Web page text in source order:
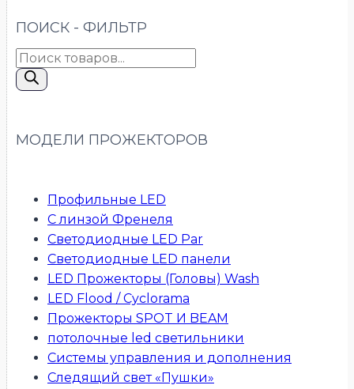
ПОИСК - ФИЛЬТР
Поиск
товаров
МОДЕЛИ ПРОЖЕКТОРОВ
Профильные LED
С линзой Френеля
Светодиодные LED Par
Светодиодные LED панели
LED Прожекторы (Головы) Wash
LED Flood / Cyclorama
Прожекторы SPOT И BEAM
потолочные led светильники
Системы управления и дополнения
Следящий свет «Пушки»